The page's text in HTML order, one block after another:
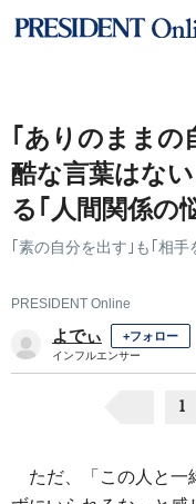
｢ありのままの
酷な言葉はな
る｢人間関係の
｢素の自分を出す｣も｢相
PRESIDENT Online
よでぃ +フォロー
インフルエンサー
1
ただ、「この人と一